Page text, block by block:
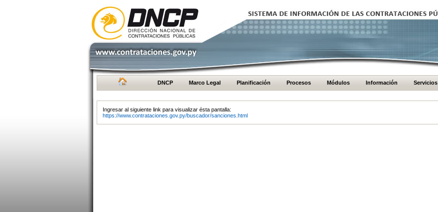
DNCP Marco Legal Planificación Procesos Módulos Información Servicios
Ingresar al siguiente link para visualizar ésta pantalla:
https://www.contrataciones.gov.py/buscador/sanciones.html